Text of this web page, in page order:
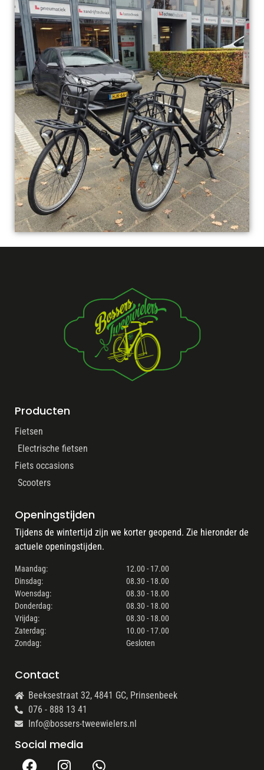
Producten
Fietsen
Electrische fietsen
Fiets occasions
Scooters
Openingstijden
Tijdens de wintertijd zijn we korter geopend. Zie hieronder de
actuele openingstijden.
Maandag:
12.00 - 17.00
Dinsdag:
08.30 - 18.00
Woensdag:
08.30 - 18.00
Donderdag:
08.30 - 18.00
Vrijdag:
08.30 - 18.00
Zaterdag:
10.00 - 17.00
Zondag:
Gesloten
Contact
Beeksestraat 32, 4841 GC, Prinsenbeek
076 - 888 13 41
Info@bossers-tweewielers.nl
Social media